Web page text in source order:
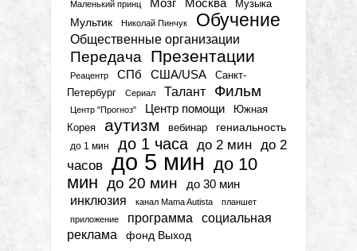
Маленький принц Мозг Москва Музыка
Мультик Николай Пинчук Обучение
Общественные организации
Передача Презентации
Реацентр СПб США/USA
Санкт-
Петербург
Сериал Талант Фильм
Центр "Прогноз" Центр помощи
Южная
Корея
аутизм вебинар гениальность
до 1 мин до 1 часа до 2 мин до 2
часов до 5 мин до 10
мин до 20 мин до 30 мин
инклюзия канал Mama Autista
планшет
приложение
программа
социальная
реклама
фонд Выход